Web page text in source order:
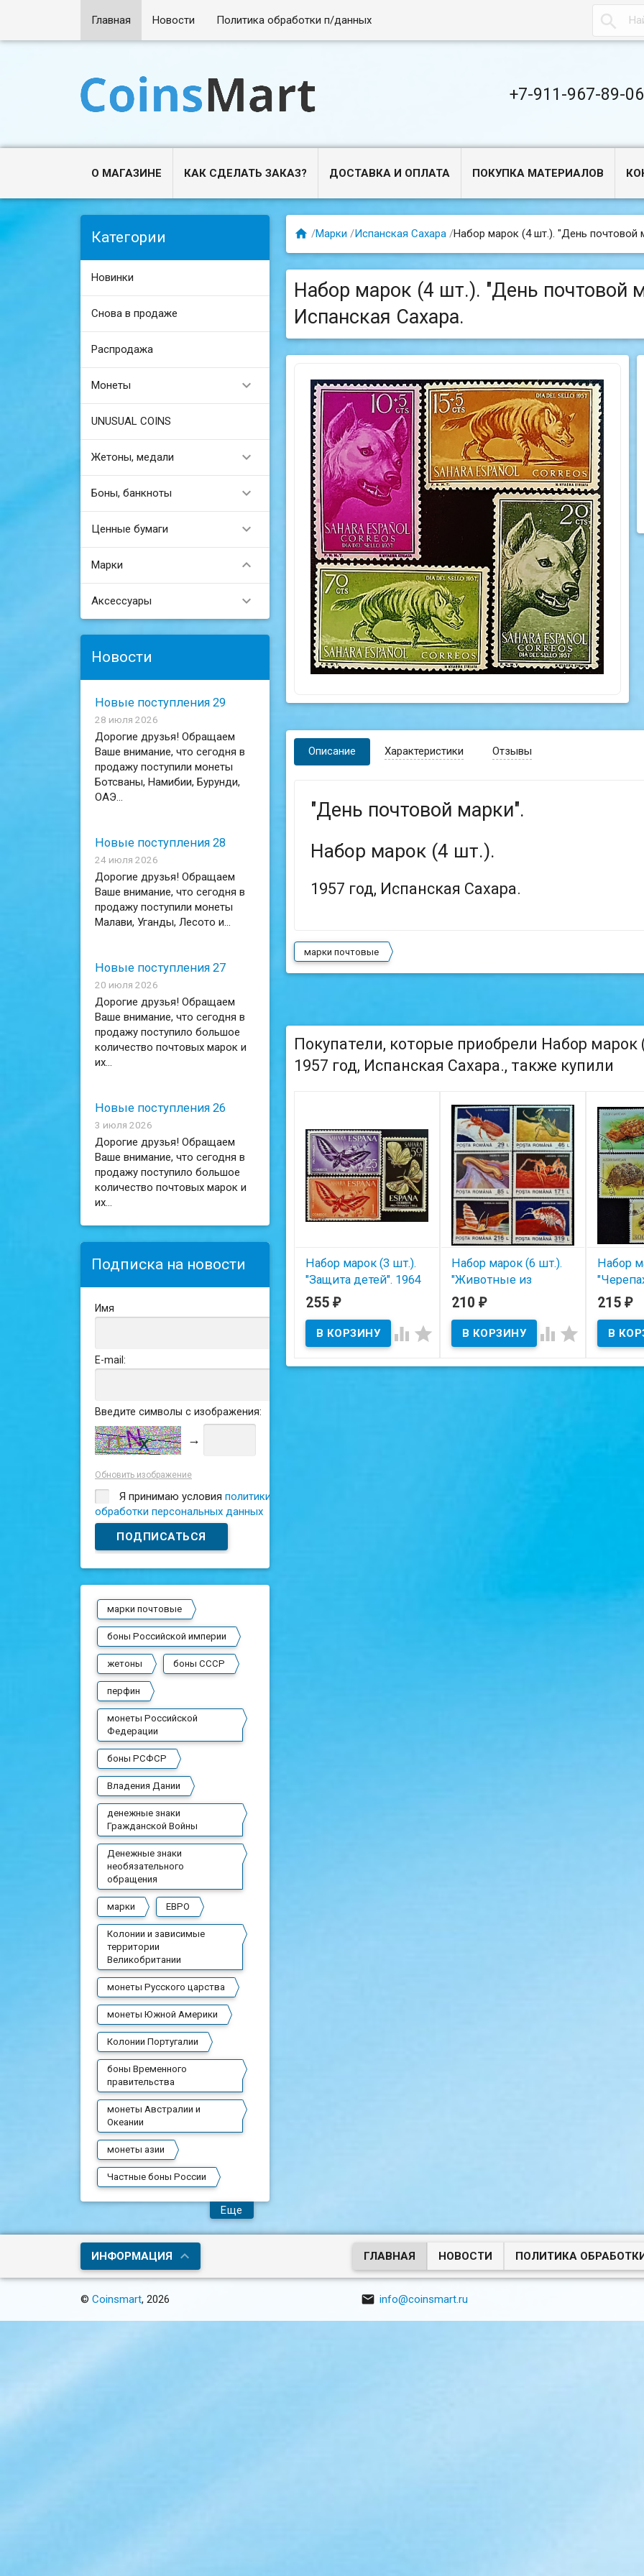
Главная Новости Политика обработки п/данных 
+7-911-967-89-06
О МАГАЗИНЕ КАК СДЕЛАТЬ ЗАКАЗ? ДОСТАВКА И ОПЛАТА ПОКУПКА МАТЕРИАЛОВ
Категории
Новинки
Снова в продаже
Распродажа
Монеты 
UNUSUAL COINS
Жетоны, медали 
Боны, банкноты 
Ценные бумаги 
Марки 
Аксессуары 
Новости
Новые поступления 29
28 июля 2026
Дорогие друзья! Обращаем
Ваше внимание, что сегодня в
продажу поступили монеты
Ботсваны, Намибии, Бурунди,
ОАЭ...
Новые поступления 28
24 июля 2026
Дорогие друзья! Обращаем
Ваше внимание, что сегодня в
продажу поступили монеты
Малави, Уганды, Лесото и...
Новые поступления 27
20 июля 2026
Дорогие друзья! Обращаем
Ваше внимание, что сегодня в
продажу поступило большое
количество почтовых марок и
их...
Новые поступления 26
3 июля 2026
Дорогие друзья! Обращаем
Ваше внимание, что сегодня в
продажу поступило большое
количество почтовых марок и
их...
Подписка на новости
Имя
E-mail:
Введите символы с изображения:
→
Обновить изображение
Я принимаю условияполитики
обработки персональных данных
марки почтовые
боны Российской империи
жетоны боны СССР
перфин
монеты Российской
Федерации
боны РСФСР
Владения Дании
денежные знаки
Гражданской Войны
Денежные знаки
необязательного
обращения
марки ЕВРО
Колонии и зависимые
территории
Великобритании
монеты Русского царства
монеты Южной Америки
Колонии Португалии
боны Временного
правительства
монеты Австралии и
Океании
монеты азии
Частные боны России
Еще
 /Марки /Испанская Сахара /Набор марок (4 шт.). "День почтовой
Набор марок (4 шт.). "День почтовой
Испанская Сахара.
Описание Характеристики Отзывы
"День почтовой марки".
Набор марок (4 шт.).
1957 год, Испанская Сахара.
марки почтовые
Покупатели, которые приобрели Набор
1957 год, Испанская Сахара., также купили
Набор марок (3 шт.).
"Защита детей". 1964
год, Испанская
255 ₽
 
Набор марок (6 шт.).
"Животные из
пещеры Мовиле".
210 ₽
 
Набор
В
215 ₽
ИНФОРМАЦИЯ ГЛАВНАЯ НОВОСТИ ПОЛИТИКА
©Coinsmart, 2026  info@coinsmart.ru